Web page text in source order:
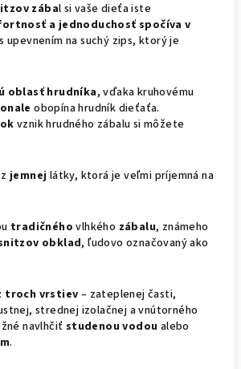
zábal si vaše dieťa iste
a jednoduchosť spočíva v
s upevnením na suchý zips, ktorý je
oblasť hrudníka, vďaka kruhovému
obopína hrudník dieťaťa.
vznik hrudného zábalu si môžete
zjemnej látky, ktorá je veľmi príjemná na
tradičného vlhkého zábalu, známeho
obklad, ľudovo označovaný ako
troch vrstiev– zateplenej časti,
strednej izolačnej a vnútorného
navlhčiť studenou vodou alebo
.